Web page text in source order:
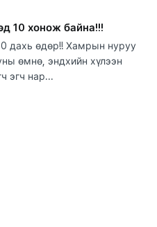
10 хонож байна!!!
Хамрын нуруу
эгч нар...